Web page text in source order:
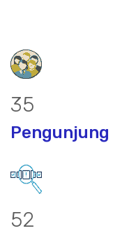
46
Pengunjung
67